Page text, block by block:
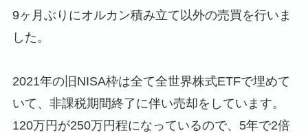
9ヶ月ぶりにオルカン積み立て以外の売買を行いま
した。
2021年の旧NISA枠は全て全世界株式ETFで埋めて
いて、非課税期間終了に伴い売却をしています。
120万円が250万円程になっているので、5年で2倍